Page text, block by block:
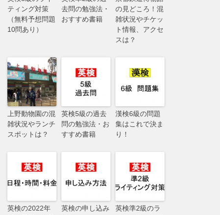
ティング対策
（無料予想問題
10問あり）
去問の勉強法・
おすすめ書籍
の見どころ！混
雑状況やチケッ
ト情報、アクセ
スは？
上野動物園の混
雑状況やランチ
スポットは？
英検5級の過去
問の勉強法・お
すすめ書籍
漢検6級の問題
集はこれで決ま
り！
英検の2022年
英検の申し込み
英検準2級のラ